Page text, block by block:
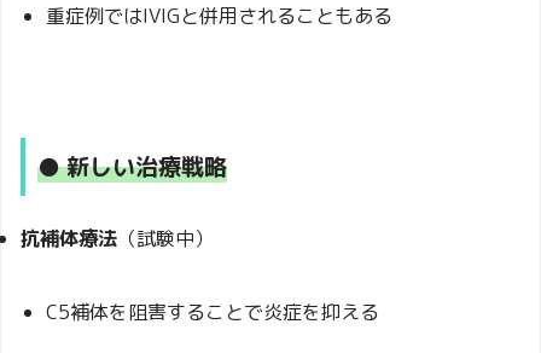
重症例ではIVIGと併用されることもある
● 新しい治療戦略
抗補体療法 （試験中）
C5補体を阻害することで炎症を抑える